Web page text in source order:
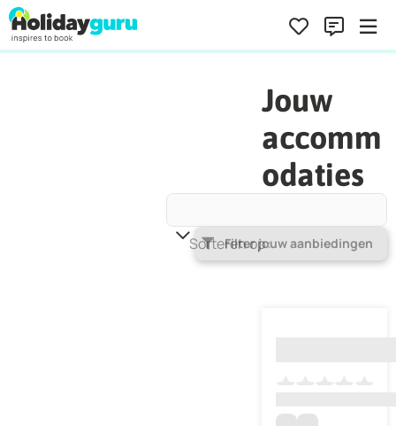
Jouw
accomm
odaties
Filter jouw aanbiedingen
Sorteren op Populariteit